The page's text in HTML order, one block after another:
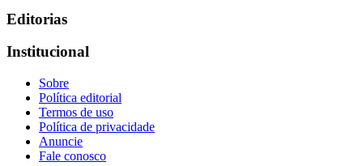
Editorias
Institucional
Sobre
Política editorial
Termos de uso
Política de privacidade
Anuncie
Fale conosco